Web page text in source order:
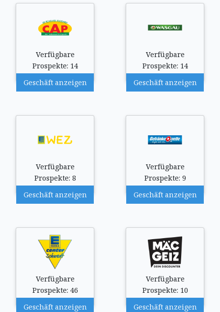
Verfügbare
Prospekte: 14
Geschäft anzeigen
Verfügbare
Prospekte: 14
Geschäft anzeigen
Verfügbare
Prospekte: 8
Geschäft anzeigen
Verfügbare
Prospekte: 9
Geschäft anzeigen
Verfügbare
Prospekte: 46
Geschäft anzeigen
Verfügbare
Prospekte: 10
Geschäft anzeigen